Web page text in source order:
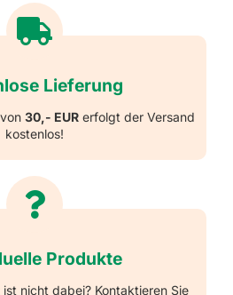
Lieferung
30,- EUR erfolgt der Versand
kostenlos!
Produkte
ist nicht dabei? Kontaktieren Sie